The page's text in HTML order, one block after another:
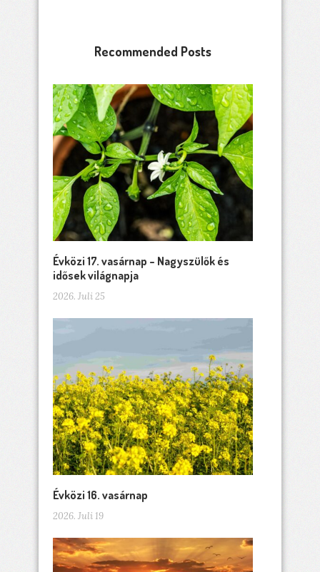
Recommended Posts
Évközi 17. vasárnap – Nagyszülők és
idősek világnapja
2026. Juli 25
Évközi 16. vasárnap
2026. Juli 19